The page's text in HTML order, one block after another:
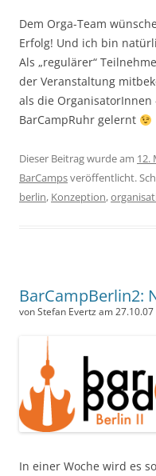
Dem Orga-Team
Erfolg! Und ich bin
Als „regulärer“
der Veranstaltung
als die
BarCampRuhr gelernt
Dieser Beitrag wurde am 12.
BarCampsveröffentlicht.
berlin, Konzeption,
BarCampBerlin2:
von Stefan Evertz am
In einer Woche wird es